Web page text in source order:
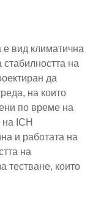
е вид климатична
на
да
на които
по време на
ICH
и работата на
на
тестване, които